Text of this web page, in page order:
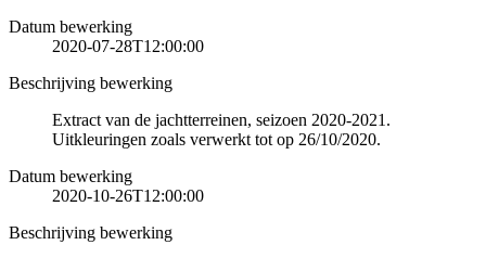
Datum bewerking
2020-07-28T12:00:00
Beschrijving bewerking
Extract van de jachtterreinen, seizoen 2020-2021.
Uitkleuringen zoals verwerkt tot op 26/10/2020.
Datum bewerking
2020-10-26T12:00:00
Beschrijving bewerking